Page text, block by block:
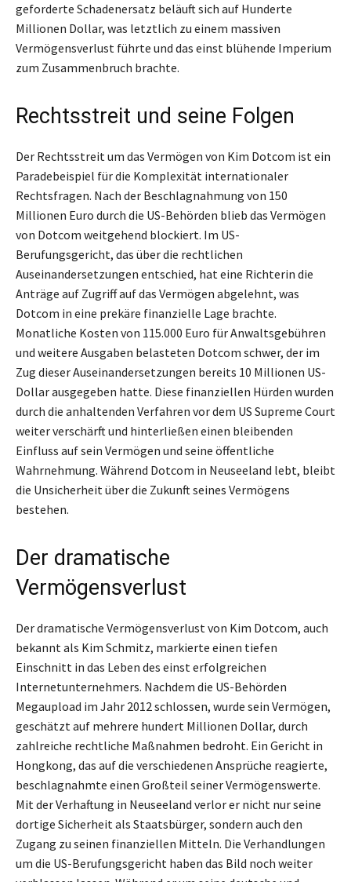
geforderte Schadenersatz beläuft sich auf Hunderte
Millionen Dollar, was letztlich zu einem massiven
Vermögensverlust führte und das einst blühende Imperium
zum Zusammenbruch brachte.
Rechtsstreit und seine Folgen
Der Rechtsstreit um das Vermögen von Kim Dotcom ist ein
Paradebeispiel für die Komplexität internationaler
Rechtsfragen. Nach der Beschlagnahmung von 150
Millionen Euro durch die US-Behörden blieb das Vermögen
von Dotcom weitgehend blockiert. Im US-
Berufungsgericht, das über die rechtlichen
Auseinandersetzungen entschied, hat eine Richterin die
Anträge auf Zugriff auf das Vermögen abgelehnt, was
Dotcom in eine prekäre finanzielle Lage brachte.
Monatliche Kosten von 115.000 Euro für Anwaltsgebühren
und weitere Ausgaben belasteten Dotcom schwer, der im
Zug dieser Auseinandersetzungen bereits 10 Millionen US-
Dollar ausgegeben hatte. Diese finanziellen Hürden wurden
durch die anhaltenden Verfahren vor dem US Supreme Court
weiter verschärft und hinterließen einen bleibenden
Einfluss auf sein Vermögen und seine öffentliche
Wahrnehmung. Während Dotcom in Neuseeland lebt, bleibt
die Unsicherheit über die Zukunft seines Vermögens
bestehen.
Der dramatische
Vermögensverlust
Der dramatische Vermögensverlust von Kim Dotcom, auch
bekannt als Kim Schmitz, markierte einen tiefen
Einschnitt in das Leben des einst erfolgreichen
Internetunternehmers. Nachdem die US-Behörden
Megaupload im Jahr 2012 schlossen, wurde sein Vermögen,
geschätzt auf mehrere hundert Millionen Dollar, durch
zahlreiche rechtliche Maßnahmen bedroht. Ein Gericht in
Hongkong, das auf die verschiedenen Ansprüche reagierte,
beschlagnahmte einen Großteil seiner Vermögenswerte.
Mit der Verhaftung in Neuseeland verlor er nicht nur seine
dortige Sicherheit als Staatsbürger, sondern auch den
Zugang zu seinen finanziellen Mitteln. Die Verhandlungen
um die US-Berufungsgericht haben das Bild noch weiter